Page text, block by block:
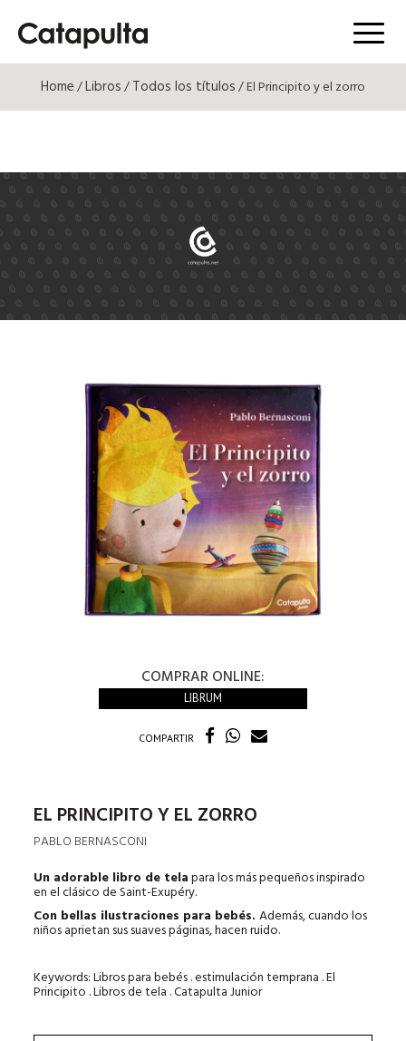
Menú
Home/Libros/Todos los títulos/ El Principito y el zorro
COMPRAR ONLINE:
LIBRUM
COMPARTIR
EL PRINCIPITO Y EL ZORRO
PABLO BERNASCONI
Un adorable libro de telapara los más pequeños inspirado
en el clásico de Saint-Exupéry.
Con bellas ilustraciones para bebés.Además, cuando los
niños aprietan sus suaves páginas, hacen ruido.
Keywords: Libros para bebés . estimulación temprana . El
Principito . Libros de tela . Catapulta Junior